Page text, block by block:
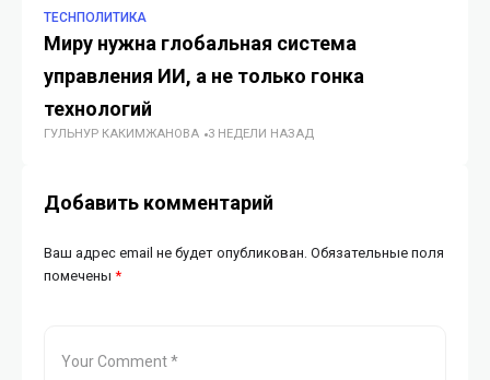
TECHПОЛИТИКА
Миру нужна глобальная система
управления ИИ, а не только гонка
технологий
ГУЛЬНУР КАКИМЖАНОВА 3 НЕДЕЛИ НАЗАД
Добавить комментарий
Ваш адрес email не будет опубликован. Обязательные поля
помечены *